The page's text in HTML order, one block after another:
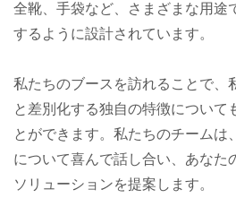
全靴、手袋など、さまざまな用途
するように設計されています。
私たちのブースを訪れることで、
と差別化する独自の特徴について
とができます。私たちのチームは
について喜んで話し合い、あなた
ソリューションを提案します。